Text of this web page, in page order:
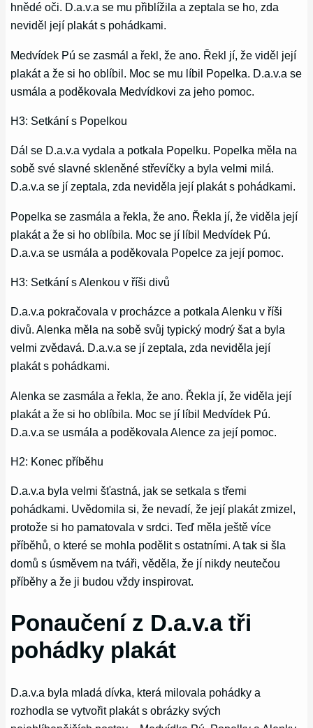
hnědé oči. D.a.v.a se mu přiblížila a zeptala se ho, zda
neviděl její plakát s pohádkami.
Medvídek Pú se zasmál a řekl, že ano. Řekl jí, že viděl její
plakát a že si ho oblíbil. Moc se mu líbil Popelka. D.a.v.a se
usmála a poděkovala Medvídkovi za jeho pomoc.
H3: Setkání s Popelkou
Dál se D.a.v.a vydala a potkala Popelku. Popelka měla na
sobě své slavné skleněné střevíčky a byla velmi milá.
D.a.v.a se jí zeptala, zda neviděla její plakát s pohádkami.
Popelka se zasmála a řekla, že ano. Řekla jí, že viděla její
plakát a že si ho oblíbila. Moc se jí líbil Medvídek Pú.
D.a.v.a se usmála a poděkovala Popelce za její pomoc.
H3: Setkání s Alenkou v říši divů
D.a.v.a pokračovala v procházce a potkala Alenku v říši
divů. Alenka měla na sobě svůj typický modrý šat a byla
velmi zvědavá. D.a.v.a se jí zeptala, zda neviděla její
plakát s pohádkami.
Alenka se zasmála a řekla, že ano. Řekla jí, že viděla její
plakát a že si ho oblíbila. Moc se jí líbil Medvídek Pú.
D.a.v.a se usmála a poděkovala Alence za její pomoc.
H2: Konec příběhu
D.a.v.a byla velmi šťastná, jak se setkala s třemi
pohádkami. Uvědomila si, že nevadí, že její plakát zmizel,
protože si ho pamatovala v srdci. Teď měla ještě více
příběhů, o které se mohla podělit s ostatními. A tak si šla
domů s úsměvem na tváři, věděla, že jí nikdy neutečou
příběhy a že ji budou vždy inspirovat.
Ponaučení z D.a.v.a tři
pohádky plakát
D.a.v.a byla mladá dívka, která milovala pohádky a
rozhodla se vytvořit plakát s obrázky svých